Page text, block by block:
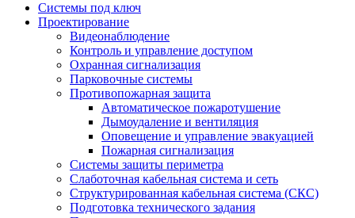
Системы под ключ
Проектирование
Видеонаблюдение
Контроль и управление доступом
Охранная сигнализация
Парковочные системы
Противопожарная защита
Автоматическое пожаротушение
Дымоудаление и вентиляция
Оповещение и управление эвакуацией
Пожарная сигнализация
Системы защиты периметра
Слаботочная кабельная система и сеть
Структурированная кабельная система (СКС)
Подготовка технического задания